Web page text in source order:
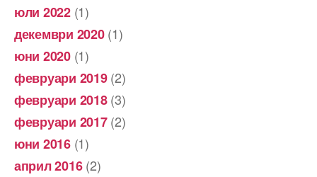
юли 2022(1)
декември 2020(1)
юни 2020(1)
февруари 2019(2)
февруари 2018(3)
февруари 2017(2)
юни 2016(1)
април 2016(2)